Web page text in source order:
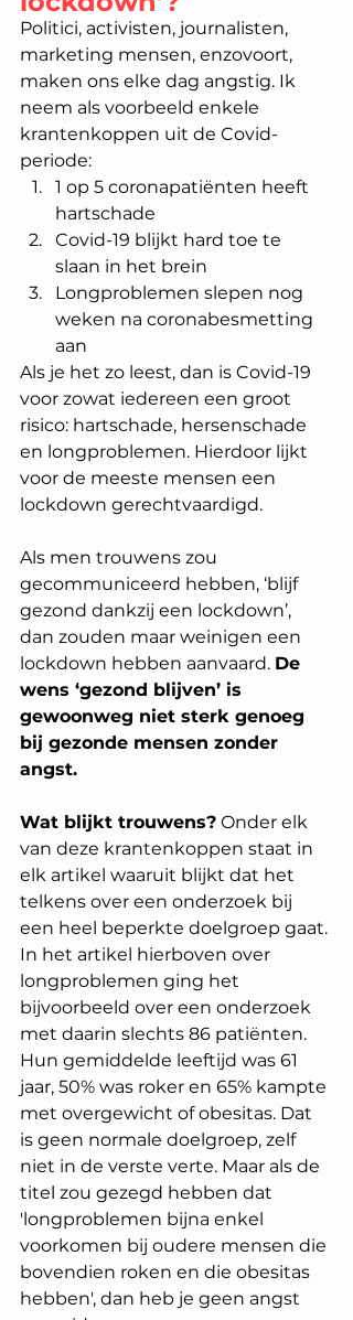
Politici, activisten, journalisten,
marketing mensen, enzovoort,
maken ons elke dag angstig. Ik
neem als voorbeeld enkele
krantenkoppen uit de Covid-
periode:
1 op 5 coronapatiënten heeft
hartschade
Covid-19 blijkt hard toe te
slaan in het brein
Longproblemen slepen nog
weken na coronabesmetting
aan
Als je het zo leest, dan is Covid-19
voor zowat iedereen een groot
risico: hartschade, hersenschade
en longproblemen. Hierdoor lijkt
voor de meeste mensen een
lockdown gerechtvaardigd.
Als men trouwens zou
gecommuniceerd hebben, ‘blijf
gezond dankzij een lockdown’,
dan zouden maar weinigen een
lockdown hebben aanvaard. De
wens ‘gezond blijven’ is
gewoonweg niet sterk genoeg
bij gezonde mensen zonder
angst.
Wat blijkt trouwens? Onder elk
van deze krantenkoppen staat in
elk artikel waaruit blijkt dat het
telkens over een onderzoek bij
een heel beperkte doelgroep gaat.
In het artikel hierboven over
longproblemen ging het
bijvoorbeeld over een onderzoek
met daarin slechts 86 patiënten.
Hun gemiddelde leeftijd was 61
jaar, 50% was roker en 65% kampte
met overgewicht of obesitas. Dat
is geen normale doelgroep, zelf
niet in de verste verte. Maar als de
titel zou gezegd hebben dat
'longproblemen bijna enkel
voorkomen bij oudere mensen die
bovendien roken en die obesitas
hebben', dan heb je geen angst